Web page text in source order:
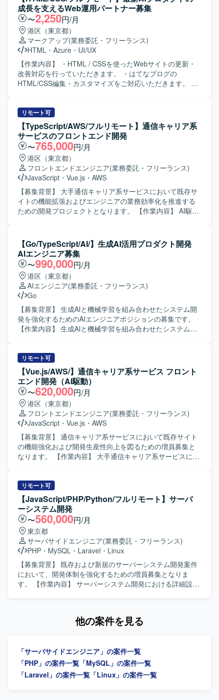
成長を支えるWeb運用パートナー募集
〜2,250円/月
港区（東京都）
マークアップ(業務委託・フリーランス)
HTML ・ Azure ・ UI/UX
【作業内容】 ・HTML / CSSを使ったWebサイトの更新・
改善対応を行っていただきます。 ・はてなブログの
HTML/CSS編集・カスタマイズをご対応いただきます。 ・
件の理解を前提とした導線改善の提案・実装を行っていた
だきます。 ・AIツール（ChatGPT・Claude等）を活用した
効率的な更新フローの推進を行っていただきます。 ・継続
的な運用サポートおよびサイト品質の維持・向上に取り組
んでいただきます。 【ポジションの魅力】 生成AIを活用し
た法人向けプロダクトのWebを担い、事業成長に直結する
アウトプットを出していただけます。 文言修正だけでな
く、UX・導線設計など、サイト全体の品質向上に関わって
いただけます。 AIを積極活用した業務スタイルが根付いて
いる環境でご就業いただけます。 フルリモート・副業・短
時間稼働から参画可能で、ライフスタイルに合わせて働い
業ができる方を求めています。 指示を待つだけでなく、サ
イトの構造や目的に合わせて自発的に動ける方を求めてい
ます。 単なる作業の代行者ではなく、サイトをより良くす
るための運用パートナーとして伴走できる方を求めていま
す。
リモート可
【TypeScript/AWS/フルリモート】通信キャリア系
サービスのフロントエンド開発
〜765,000円/月
港区（東京都）
フロントエンドエンジニア(業務委託・フリーランス)
JavaScript ・ Vue.js ・ AWS
【募集背景】 大手通信キャリア系サービスにおいて既存サ
イトの機能拡張およびエンジニアの業務効率化を推進する
ための開発プロジェクトとなります。 【作業内容】 AI駆動
装、要件や依頼内容をプロンプトへ適切に落とし込み実装
へつなげる業務、アジャイル開発体制での継続的なサービ
ス改善、必要に応じた仕様整理および技術的な提案などを
行っていただきます。 【求める人物像】 AI支援ツールを積
極的に活用しながら開発を推進できる方、要望を適切に構
造化しプロンプト設計に落とし込める方、長期的なプロジ
ェクトにおいて自走してタスクを進められる方を求めてお
ります。 【ポジションの魅力】 AI駆動開発環境やGitHub
Copilotなどの最新ツールを活用しながら開発できる点が魅
力です。通信キャリア系サービスという大規模なサービス
方でスキルアップが期待できます。 【開発環境】 Vue.jsベ
ースのシステムを中心に、GitHub CopilotやAWSを利用した
アジャイル（Scrum）開発体制となります。
【Go/TypeScript/AI/】生成AI活用プロダクト開発
AIエンジニア募集
〜990,000円/月
港区（東京都）
AIエンジニア(業務委託・フリーランス)
Go
【募集背景】 生成AIと機械学習を組み合わせたシステム開
発を強化するためのAIエンジニアポジションの募集です。
【作業内容】 生成AIと機械学習を組み合わせたシステムの
構築から運用までをAIとの協働で実現するエンジニアリン
グを推進していただきます。 【求める人物像】 生成AIや機
械学習の技術トレンドに強い関心を持ち、自ら積極的にAI
ツールを活用しながら開発プロセスを改善していける方を
求めています。新しい開発スタイルに前向きに取り組み、
主体的に提案や試行錯誤ができる方が望ましいです。 【ポ
ジションの魅力】 生成AIツールを最大限活用し、AIとの協
働による新しい開発スタイルを実践できるポジションで
す。設計から運用まで一連の工程に関わりながら、LLMや
機械学習の実用的な活用ノウハウを蓄積していくことがで
きます。 【開発環境】 Go、Dart(Flutter)、TypeScriptなど
やLLM APIを活用した開発環境です。
リモート可
【Vue.js/AWS/】通信キャリア系サービス フロント
エンド開発（AI駆動）
〜620,000円/月
港区（東京都）
フロントエンドエンジニア(業務委託・フリーランス)
JavaScript ・ Vue.js ・ AWS
【募集背景】 通信キャリア系サービスにおいて既存サイト
の機能強化および開発生産性向上を図るための増員募集と
なります。 【作業内容】 大手通信キャリア系サービスにお
などのAI支援ツールを活用したAI駆動開発を行います。要件
や依頼内容をプロンプトへ構造化し実装へつなげるほか、
アジャイル開発体制の中で継続的なサービス改善、仕様整
理や技術的な提案、AI生成物のレビューおよび品質担保も
行っていただきます。 【求める人物像】 AI支援ツールを積
極的に活用しながら、自ら学習・改善していける方を求め
ています。アジャイルな開発スタイルに柔軟に対応でき、
関係者と円滑にコミュニケーションを取りながら主体的に
提案・推進いただける方が望ましいです。 【ポジションの
魅力】 AI駆動開発を前提とした環境で、最新のAI支援ツー
ルを活用しながらフロントエンド開発に携わることができ
AWS / GitHub Copilot / Scrum（アジャイル）
リモート可
【JavaScript/PHP/Python/フルリモート】サーバ
ーシステム開発
〜560,000円/月
東京都
サーバサイドエンジニア(業務委託・フリーランス)
PHP ・ MySQL ・ Laravel ・ Linux
【募集背景】 既存および新規のサーバーシステム開発案件
において、開発体制を強化するための増員募集となりま
す。 【作業内容】 サーバーシステム開発における詳細設計
対応などを行っていただきます。 【求める人物像】 チーム
術やクラウドサービスの習得に前向きに取り組み、自ら情
報収集しながらキャッチアップできる方に適したポジショ
ンとなります。 【ポジションの魅力】 複数の言語やフレー
ムワーク、クラウドサービスを活用した開発に携わること
他の案件を見る
「サーバサイドエンジニア」の案件一覧
「PHP」の案件一覧 「MySQL」の案件一覧
「Laravel」の案件一覧 「Linux」の案件一覧